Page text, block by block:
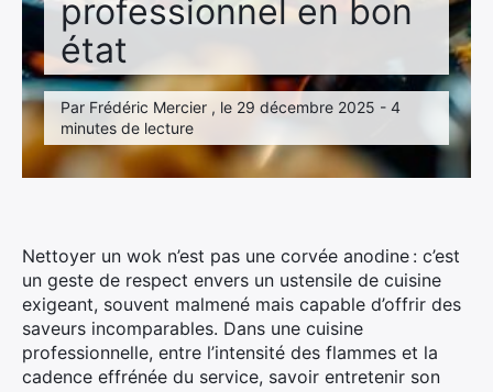
professionnel en bon
état
Par Frédéric Mercier , le 29 décembre 2025 - 4
minutes de lecture
Nettoyer un wok n’est pas une corvée anodine : c’est
un geste de respect envers un ustensile de cuisine
exigeant, souvent malmené mais capable d’offrir des
saveurs incomparables. Dans une cuisine
professionnelle, entre l’intensité des flammes et la
cadence effrénée du service, savoir entretenir son
Réparation fourneau professionnel
Dépannage matériel de restauration
Dépannage four professionnel
Dépannage chambre froide
Dépannage grill professionnel